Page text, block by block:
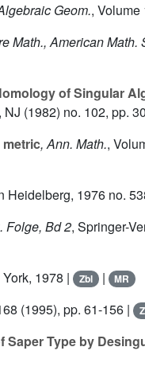
Geom., Volume
Math., American Math.
of Singular
(1982) no. 102, pp.
, Ann. Math.,
Heidelberg, 1976 no.
Folge, Bd 2, Springer-
1978 | Zbl | MR
(1995), pp. 61-156 |
Type by